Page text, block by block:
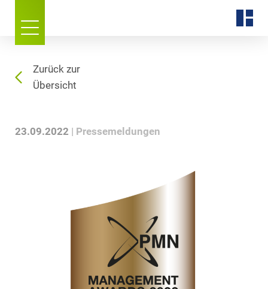
Zurück zur
Übersicht
23.09.2022 Pressemeldungen